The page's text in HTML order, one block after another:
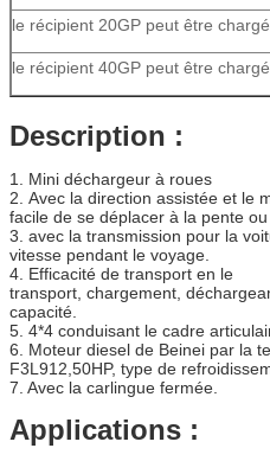
le récipient 20GP peut être
le récipient 40GP peut être
Description :
1. Mini déchargeur à roues
2. Avec la direction assistée et le
facile de se déplacer à la pente
3. avec la transmission pour la
vitesse pendant le voyage.
4. Efficacité de transport en le
transport, chargement,
capacité.
5. 4*4 conduisant le cadre
6. Moteur diesel de Beinei par la
F3L912,50HP, type de
7. Avec la carlingue fermée.
Applications :